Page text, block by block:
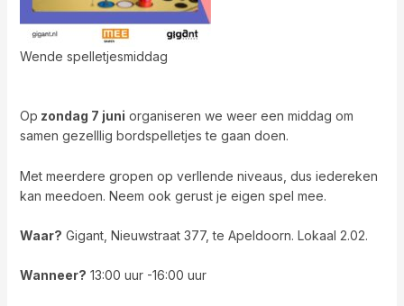
Wende spelletjesmiddag
Op zondag 7 juni organiseren we weer een middag om
samen gezelllig bordspelletjes te gaan doen.
Met meerdere gropen op verllende niveaus, dus iedereken
kan meedoen. Neem ook gerust je eigen spel mee.
Waar? Gigant, Nieuwstraat 377, te Apeldoorn. Lokaal 2.02.
Wanneer? 13:00 uur -16:00 uur